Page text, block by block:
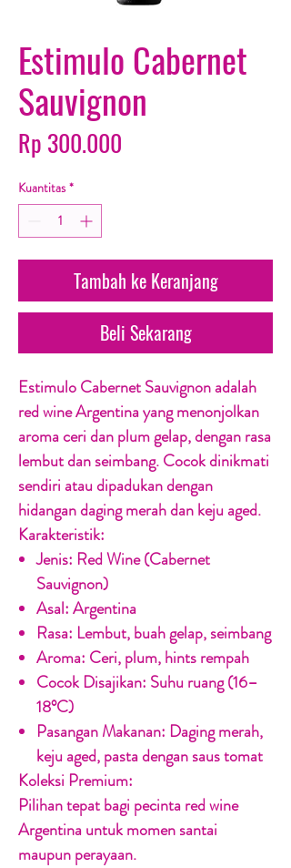
Estimulo Cabernet
Sauvignon
Rp 300.000
Kuantitas *
Tambah ke Keranjang
Beli Sekarang
Estimulo Cabernet Sauvignonadalah
red wine Argentina yang menonjolkan
aroma ceri dan plum gelap, dengan rasa
lembut dan seimbang. Cocok dinikmati
sendiri atau dipadukan dengan
hidangan daging merah dan keju aged.
Karakteristik:
Jenis: Red Wine (Cabernet
Sauvignon)
Asal:Argentina
Rasa: Lembut, buah gelap, seimbang
Aroma: Ceri, plum, hints rempah
Cocok Disajikan: Suhu ruang (16–
18°C)
Pasangan Makanan: Daging merah,
keju aged, pasta dengan saus tomat
Koleksi Premium:
Pilihan tepat bagi pecinta red wine
Argentina untuk momen santai
maupun perayaan.